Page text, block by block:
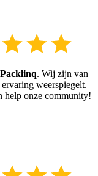
Packlinq. Wij zijn van
weerspiegelt.
help onze community!